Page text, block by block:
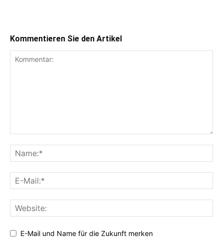
Kommentieren Sie den Artikel
E-Mail und Name für die Zukunft merken